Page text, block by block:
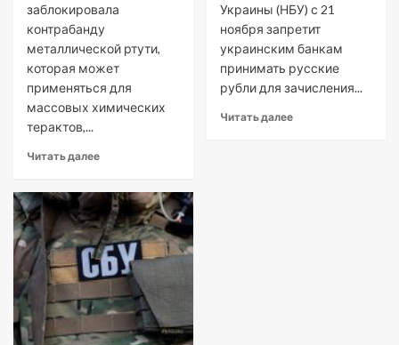
заблокировала
контрабанду
металлической ртути,
которая может
применяться для
массовых химических
терактов,...
Читать далее
Украины (НБУ) с 21
ноября запретит
украинским банкам
принимать русские
рубли для зачисления...
Читать далее